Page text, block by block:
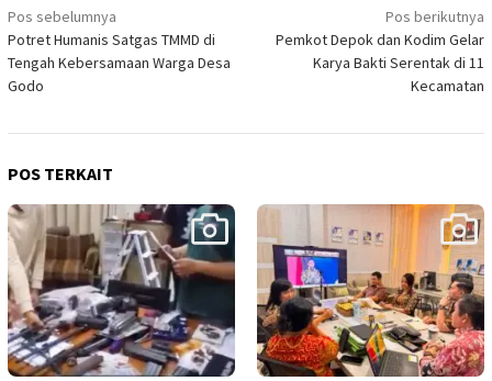
Navigasi
pos
Pos sebelumnya
Potret Humanis Satgas TMMD di
Tengah Kebersamaan Warga Desa
Godo
Pos berikutnya
Pemkot Depok dan Kodim Gelar
Karya Bakti Serentak di 11
Kecamatan
POS TERKAIT